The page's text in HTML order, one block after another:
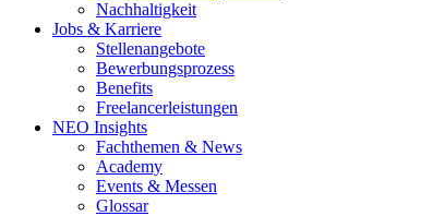
Nachhaltigkeit
Jobs & Karriere
Stellenangebote
Bewerbungsprozess
Benefits
Freelancerleistungen
NEO Insights
Fachthemen & News
Academy
Events & Messen
Glossar